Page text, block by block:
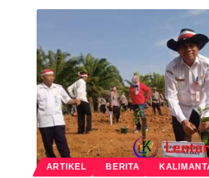
ARTIKEL BERITA